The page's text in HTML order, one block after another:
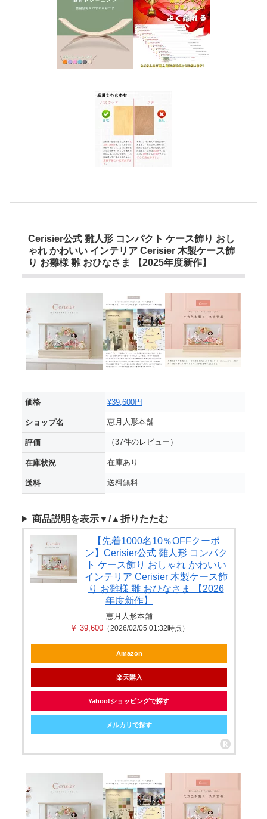
Cerisier公式 雛人形 コンパクト ケース飾り おし
ゃれ かわいい インテリア Cerisier 木製ケース飾
り お雛様 雛 おひなさま 【2025年度新作】
価格 ¥39,600円
ショップ名 恵月人形本舗
評価 （37件のレビュー）
在庫状況 在庫あり
送料 送料無料
商品説明を表示▼/▲折りたたむ
【先着1000名10％OFFクーポ
ン】Cerisier公式 雛人形 コンパク
ト ケース飾り おしゃれ かわいい
インテリア Cerisier 木製ケース飾
り お雛様 雛 おひなさま 【2026
年度新作】
恵月人形本舗
￥ 39,600（2026/02/05 01:32時点）
Amazon
楽天購入
Yahoo!ショッピングで探す
メルカリで探す